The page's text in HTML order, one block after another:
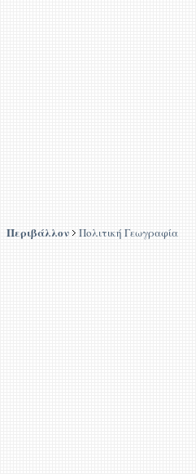
Περιβάλλον Πολιτική Γεωγραφία